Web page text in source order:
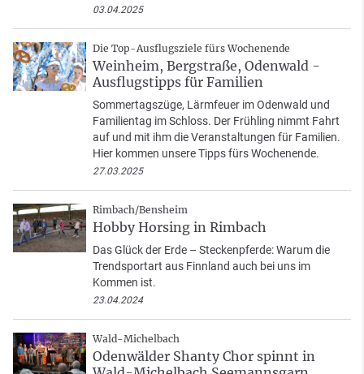
03.04.2025
Die Top-Ausflugsziele fürs Wochenende
Weinheim, Bergstraße, Odenwald -
Ausflugstipps für Familien
Sommertagszüge, Lärmfeuer im Odenwald und
Familientag im Schloss. Der Frühling nimmt Fahrt
auf und mit ihm die Veranstaltungen für Familien.
Hier kommen unsere Tipps fürs Wochenende.
27.03.2025
Rimbach/Bensheim
Hobby Horsing in Rimbach
Das Glück der Erde – Steckenpferde: Warum die
Trendsportart aus Finnland auch bei uns im
Kommen ist.
23.04.2024
Wald-Michelbach
Odenwälder Shanty Chor spinnt in